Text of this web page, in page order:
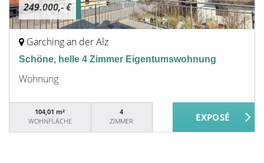
249.000,- €
Garching an der Alz
Schöne, helle 4 Zimmer Eigentumswohnung
Wohnung
104,01 m²
WOHNFLÄCHE
4
ZIMMER